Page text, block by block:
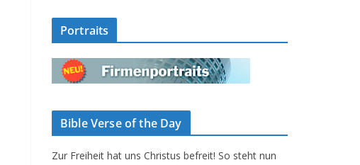
Portraits
Bible Verse of the Day
Zur Freiheit hat uns Christus befreit! So steht nun